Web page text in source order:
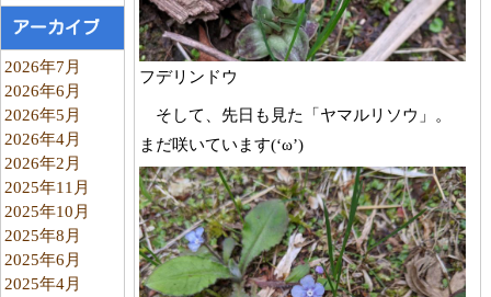
アーカイブ
2026年7月
2026年6月
2026年5月
2026年4月
2026年2月
2025年11月
2025年10月
2025年8月
2025年6月
2025年4月
フデリンドウ
そして、先日も見た「ヤマルリソウ」。
まだ咲いています(‘ω’)